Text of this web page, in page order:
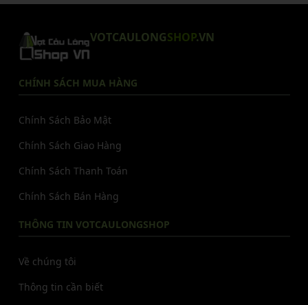
VOTCAULONGSHOP.VN
CHÍNH SÁCH MUA HÀNG
Chính Sách Bảo Mật
Chính Sách Giao Hàng
Chính Sách Thanh Toán
Chính Sách Bán Hàng
THÔNG TIN VOTCAULONGSHOP
Về chúng tôi
Thông tin cần biết